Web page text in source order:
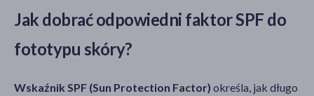
Jak dobrać odpowiedni faktor SPF do
fototypu skóry?
Wskaźnik SPF (Sun Protection Factor) określa, jak długo